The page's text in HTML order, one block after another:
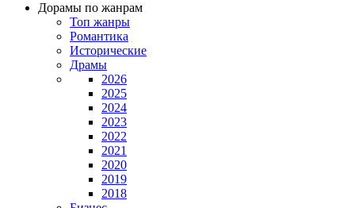
Дорамы по жанрам
Топ жанры
Романтика
Исторические
Драмы
2026
2025
2024
2023
2022
2021
2020
2019
2018